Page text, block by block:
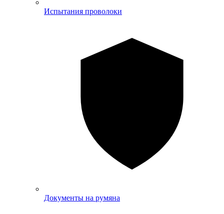
Испытания проволоки
Документы на румяна